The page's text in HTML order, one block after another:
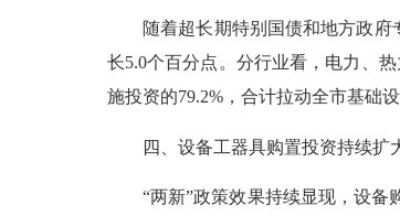
随着超长期特别国债和地方政府
长5.0个百分点。分行业看，电力、
施投资的79.2%，合计拉动全市基础
四、设备工器具购置投资持续扩
“两新”政策效果持续显现，设备